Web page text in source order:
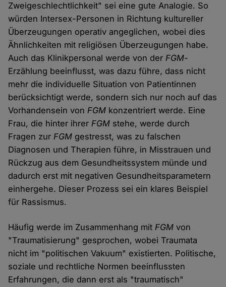
Zweigeschlechtlichkeit" sei eine gute Analogie. So
würden Intersex-Personen in Richtung kultureller
Überzeugungen operativ angeglichen, wobei dies
Ähnlichkeiten mit religiösen Überzeugungen habe.
Auch das Klinikpersonal werde von derFGM-
Erzählung beeinflusst, was dazu führe, dass nicht
mehr die individuelle Situation von Patientinnen
berücksichtigt werde, sondern sich nur noch auf das
Vorhandensein vonFGM konzentriert werde. Eine
Frau, die hinter ihrerFGM stehe, werde durch
Fragen zurFGM gestresst, was zu falschen
Diagnosen und Therapien führe, in Misstrauen und
Rückzug aus dem Gesundheitssystem münde und
dadurch erst mit negativen Gesundheitsparametern
einhergehe. Dieser Prozess sei ein klares Beispiel
für Rassismus.
Häufig werde im Zusammenhang mitFGM von
"Traumatisierung" gesprochen, wobei Traumata
nicht im "politischen Vakuum" existierten. Politische,
soziale und rechtliche Normen beeinflussten
Erfahrungen, die dann erst als "traumatisch"